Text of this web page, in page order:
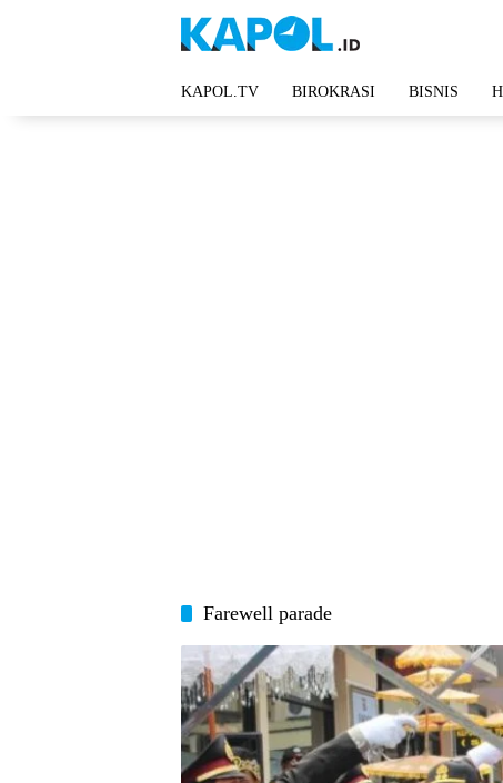
KAPOL.TV BIROKRASI BISNIS
Farewell parade